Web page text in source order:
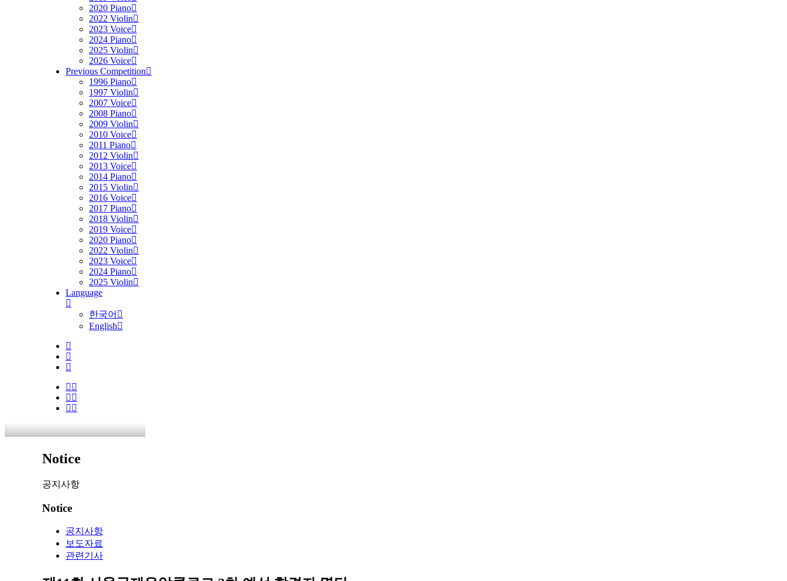
2020 Piano
2022 Violin
2023 Voice
2024 Piano
2025 Violin
2026 Voice
Previous Competition
1996 Piano
1997 Violin
2007 Voice
2008 Piano
2009 Violin
2010 Voice
2011 Piano
2012 Violin
2013 Voice
2014 Piano
2015 Violin
2016 Voice
2017 Piano
2018 Violin
2019 Voice
2020 Piano
2022 Violin
2023 Voice
2024 Piano
2025 Violin
Language
한국어
English
Notice
공지사항
Notice
공지사항
보도자료
관련기사